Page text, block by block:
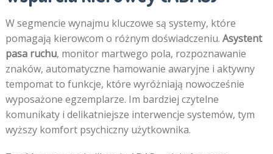
W segmencie wynajmu kluczowe są systemy, które
pomagają kierowcom o różnym doświadczeniu. Asystent
pasa ruchu, monitor martwego pola, rozpoznawanie
znaków, automatyczne hamowanie awaryjne i aktywny
tempomat to funkcje, które wyróżniają nowocześnie
wyposażone egzemplarze. Im bardziej czytelne
komunikaty i delikatniejsze interwencje systemów, tym
wyższy komfort psychiczny użytkownika.